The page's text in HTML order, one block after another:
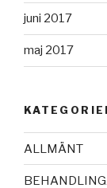
juni 2017
maj 2017
ALLMÄNT